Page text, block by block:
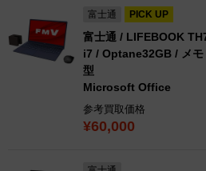
富士通 PICK UP
富士通 / LIFEBOOK
i7 / Optane32GB / メ
型
Microsoft Office
参考買取価格
¥60,000